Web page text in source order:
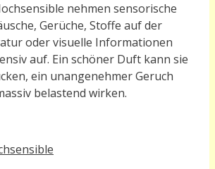
nehmen sensorische
Gerüche, Stoffe auf der
oder visuelle Informationen
auf. Ein schöner Duft kann sie
ein unangenehmer Geruch
belastend wirken.